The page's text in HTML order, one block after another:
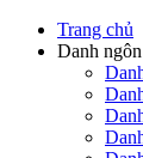
Trang chủ
Danh ngôn